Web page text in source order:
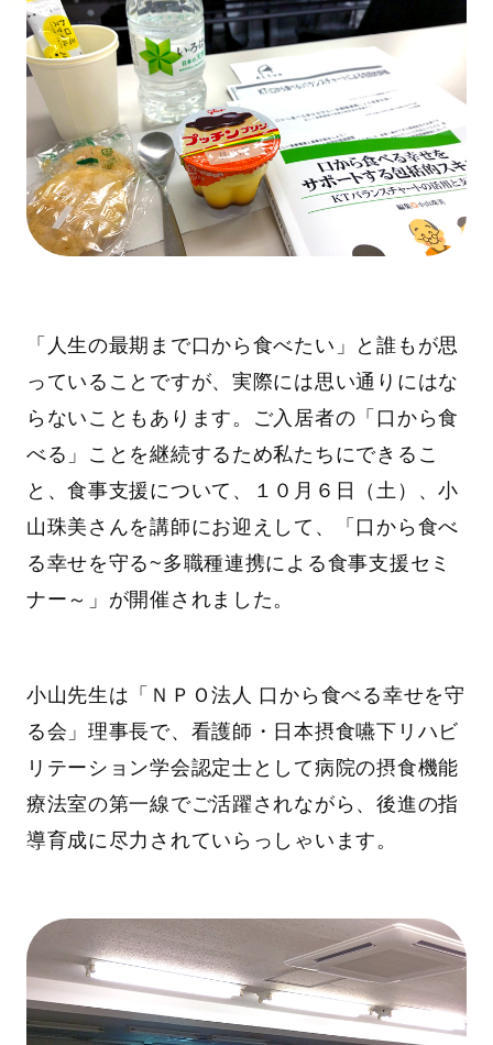
「人生の最期まで口から食べたい」と誰もが思
っていることですが、実際には思い通りにはな
らないこともあります。ご入居者の「口から食
べる」ことを継続するため私たちにできるこ
と、食事支援について、１０月６日（土）、小
山珠美さんを講師にお迎えして、「口から食べ
る幸せを守る~多職種連携による食事支援セミ
ナー～」が開催されました。
小山先生は「ＮＰＯ法人 口から食べる幸せを守
る会」理事長で、看護師・日本摂食嚥下リハビ
リテーション学会認定士として病院の摂食機能
療法室の第一線でご活躍されながら、後進の指
導育成に尽力されていらっしゃいます。